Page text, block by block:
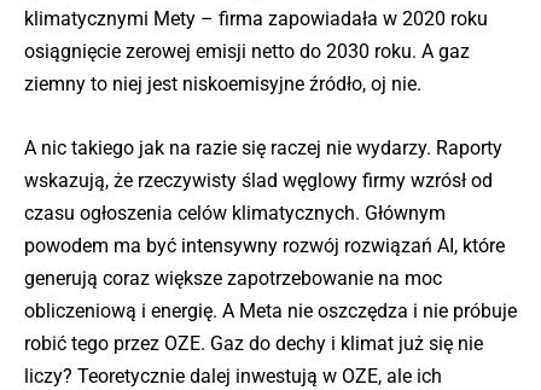
klimatycznymi Mety – firma zapowiadała w 2020 roku
osiągnięcie zerowej emisji netto do 2030 roku. A gaz
ziemny to niej jest niskoemisyjne źródło, oj nie.
A nic takiego jak na razie się raczej nie wydarzy. Raporty
wskazują, że rzeczywisty ślad węglowy firmy wzrósł od
czasu ogłoszenia celów klimatycznych. Głównym
powodem ma być intensywny rozwój rozwiązań AI, które
generują coraz większe zapotrzebowanie na moc
obliczeniową i energię. A Meta nie oszczędza i nie próbuje
robić tego przez OZE. Gaz do dechy i klimat już się nie
liczy? Teoretycznie dalej inwestują w OZE, ale ich